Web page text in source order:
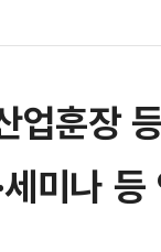
업훈장
미나 등